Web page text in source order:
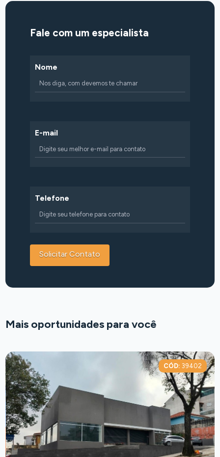
Fale com um especialista
Nome
E-mail
Telefone
Mais oportunidades para você
CÓD: 39402